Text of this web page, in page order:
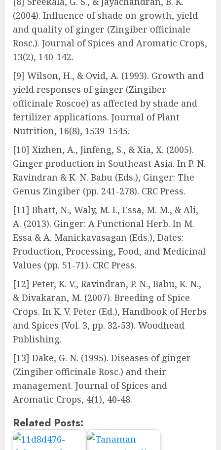
(2004). Influence of shade on growth, yield
and quality of ginger (Zingiber officinale
Rosc.). Journal of Spices and Aromatic Crops,
13(2), 140-142.
[9] Wilson, H., & Ovid, A. (1993). Growth and
yield responses of ginger (Zingiber
officinale Roscoe) as affected by shade and
fertilizer applications. Journal of Plant
Nutrition, 16(8), 1539-1545.
[10] Xizhen, A., Jinfeng, S., & Xia, X. (2005).
Ginger production in Southeast Asia. In P. N.
Ravindran & K. N. Babu (Eds.), Ginger: The
Genus Zingiber (pp. 241-278). CRC Press.
[11] Bhatt, N., Waly, M. I., Essa, M. M., & Ali,
A. (2013). Ginger: A Functional Herb. In M.
Essa & A. Manickavasagan (Eds.), Dates:
Production, Processing, Food, and Medicinal
Values (pp. 51-71). CRC Press.
[12] Peter, K. V., Ravindran, P. N., Babu, K. N.,
& Divakaran, M. (2007). Breeding of Spice
Crops. In K. V. Peter (Ed.), Handbook of Herbs
and Spices (Vol. 3, pp. 32-53). Woodhead
Publishing.
[13] Dake, G. N. (1995). Diseases of ginger
(Zingiber officinale Rosc.) and their
management. Journal of Spices and
Aromatic Crops, 4(1), 40-48.
Related Posts: